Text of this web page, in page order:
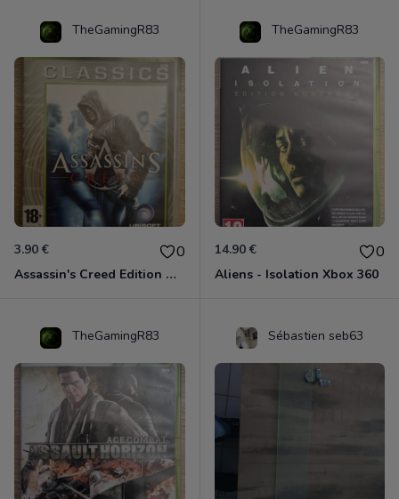
TheGamingR83
3.90 € 0
Assassin's Creed Edition Classics Xbox 360
TheGamingR83
14.90 € 0
Aliens - Isolation Xbox 360
TheGamingR83 Sébastien seb63